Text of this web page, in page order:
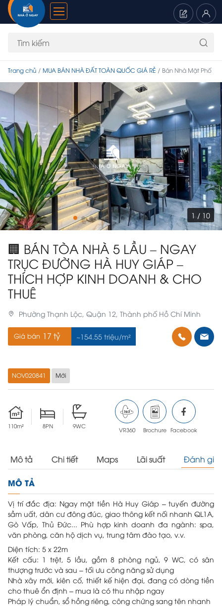
Trang chủ MUA BÁN NHÀ ĐẤT TOÀN QUỐC GIÁ RẺ Bán Nhà Mặt Phố
1 / 10
NOV020841 Mới
🏢 BÁN TÒA NHÀ 5 LẦU – NGAY
TRỤC ĐƯỜNG HÀ HUY GIÁP –
THÍCH HỢP KINH DOANH & CHO
THUÊ
Phường Thạnh Lộc, Quận 12, Thành phố Hồ Chí Minh
Giá bán 17 tỷ ~154.55 triệu/m²
110m² 8PN 9WC
VR360 Brochure Facebook
Mô tả Chi tiết Maps Lãi suất Đánh giá
MÔ TẢ
Vị trí đắc địa: Ngay mặt tiền Hà Huy Giáp – tuyến đường
sầm uất, dân cư đông đúc, giao thông kết nối nhanh QL1A,
Gò Vấp, Thủ Đức... Phù hợp kinh doanh đa ngành: spa,
văn phòng, căn hộ dịch vụ, trung tâm đào tạo, v.v.
Diện tích: 5 x 22m
Kết cấu: 1 trệt, 5 lầu, gồm 8 phòng ngủ, 9 WC, có sân
thượng trước và sau – tối ưu công năng sử dụng
Nhà xây mới, kiên cố, thiết kế hiện đại, đang có dòng tiền
cho thuê ổn định – mua là có thu nhập ngay
Pháp lý chuẩn, sổ hồng riêng, công chứng sang tên nhanh